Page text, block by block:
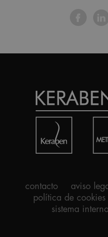
contacto aviso
política de cookies
sistema